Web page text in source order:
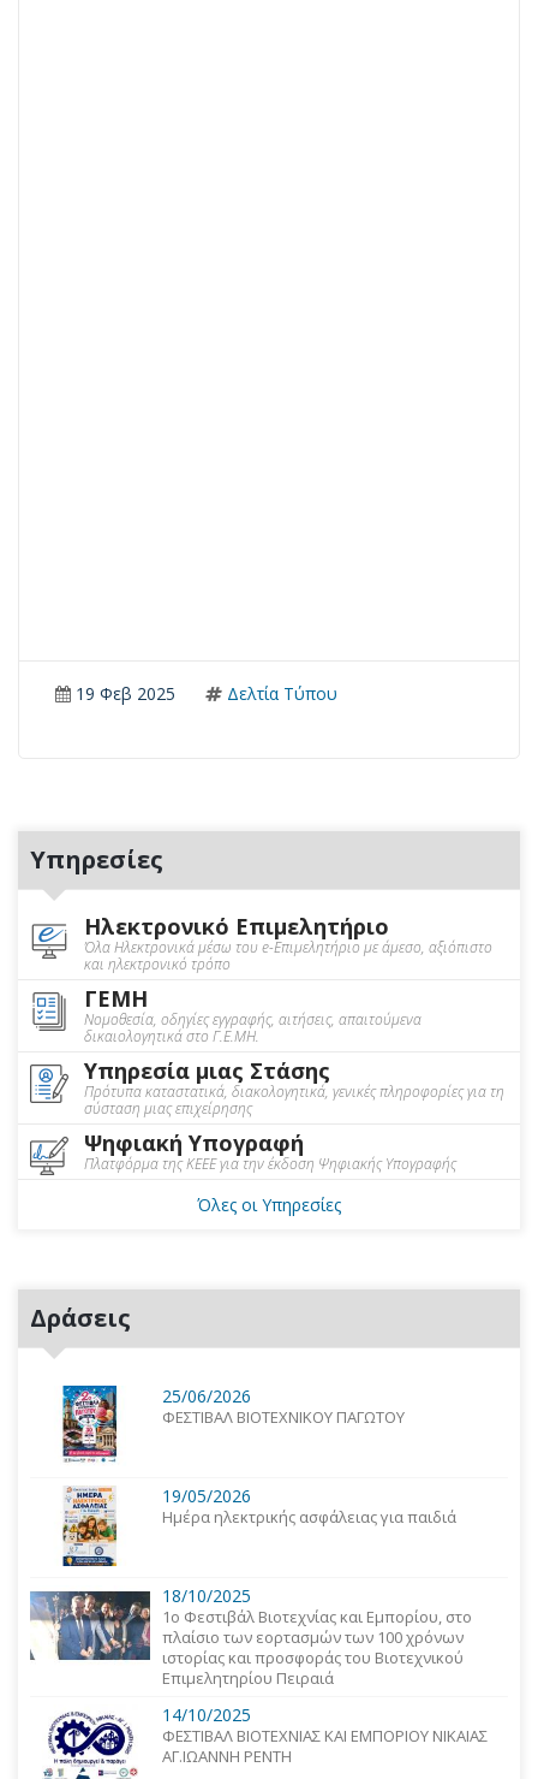
19 Φεβ 2025 Δελτία Τύπου
Υπηρεσίες
Ηλεκτρονικό Επιμελητήριο
Όλα Ηλεκτρονικά μέσω του e-Επιμελητήριο με άμεσο, αξιόπιστο
και ηλεκτρονικό τρόπο
ΓΕΜΗ
Νομοθεσία, οδηγίες εγγραφής, αιτήσεις, απαιτούμενα
δικαιολογητικά στο Γ.Ε.ΜΗ.
Υπηρεσία μιας Στάσης
Πρότυπα καταστατικά, διακολογητικά, γενικές πληροφορίες για τη
σύσταση μιας επιχείρησης
Ψηφιακή Υπογραφή
Πλατφόρμα της ΚΕΕΕ για την έκδοση Ψηφιακής Υπογραφής
Όλες οι Υπηρεσίες
Δράσεις
25/06/2026
ΦΕΣΤΙΒΑΛ ΒΙΟΤΕΧΝΙΚΟΥ ΠΑΓΩΤΟΥ
19/05/2026
Ημέρα ηλεκτρικής ασφάλειας για παιδιά
18/10/2025
1o Φεστιβάλ Βιοτεχνίας και Εμπορίου, στο
πλαίσιο των εορτασμών των 100 χρόνων
ιστορίας και προσφοράς του Βιοτεχνικού
Επιμελητηρίου Πειραιά
14/10/2025
ΦΕΣΤΙΒΑΛ ΒΙΟΤΕΧΝΙΑΣ ΚΑΙ ΕΜΠΟΡΙΟΥ ΝΙΚΑΙΑΣ
ΑΓ.ΙΩΑΝΝΗ ΡΕΝΤΗ